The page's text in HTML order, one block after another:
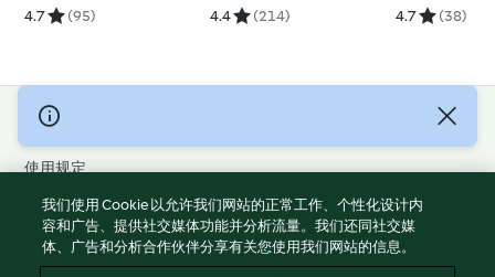
4.7 (95) 4.4 (214) 4.7 (38)
© 版权 2026
使用规定
隐私政策
免责声明
版本说明
我们使用 Cookie 以允许我们网站的正常工作、个性化设计内
容和广告、提供社交媒体功能并分析流量。我们还同社交媒
体、广告和分析合作伙伴分享有关您使用我们网站的信息。